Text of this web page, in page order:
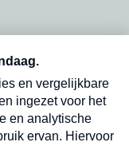
in
Verzend